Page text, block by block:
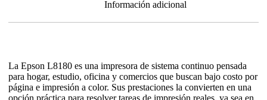
Información adicional
La Epson L8180 es una impresora de sistema continuo pensada
para hogar, estudio, oficina y comercios que buscan bajo costo por
página e impresión a color. Sus prestaciones la convierten en una